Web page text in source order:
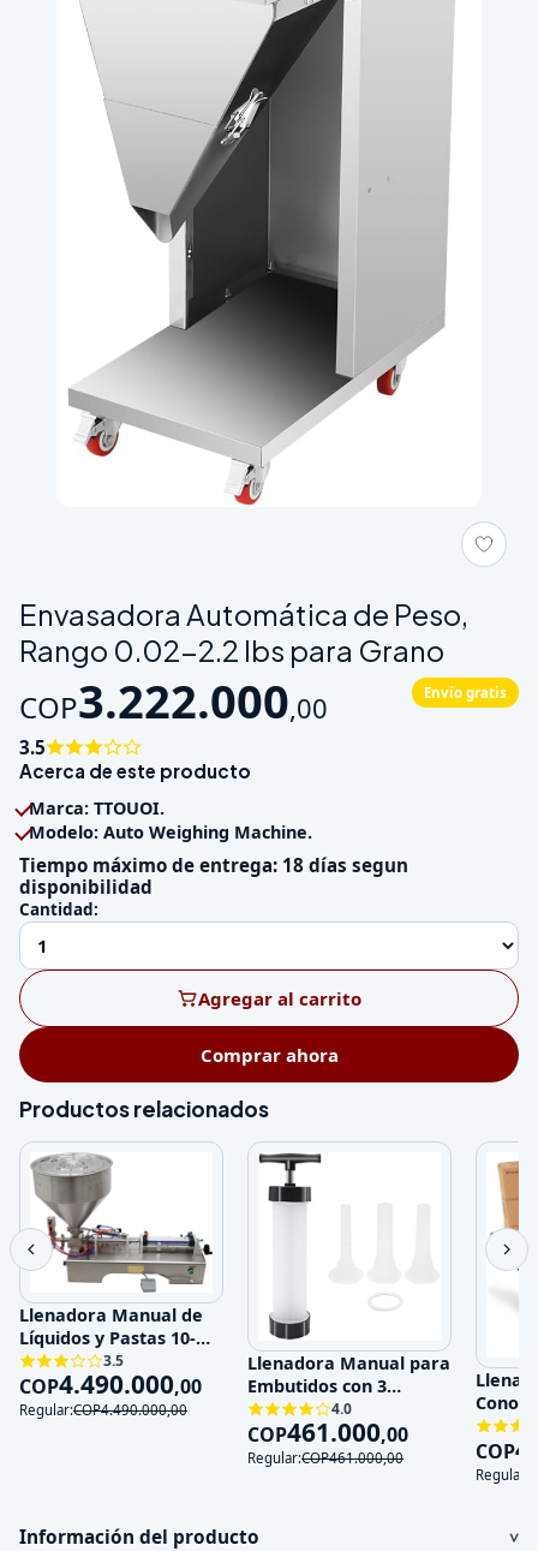
Galeria de Envasadora Automática de Peso, Rango 0.02-2.2
Envasadora Automática de Peso,
Rango 0.02-2.2 lbs para Grano
COP3.222.000,00 Envío gratis
3.5
Acerca de este producto
Marca: TTOUOI.
Modelo: Auto Weighing Machine.
Tiempo máximo de entrega: 18 días segun
disponibilidad
Cantidad:
Agregar al carrito
Comprar ahora
Productos relacionados
Llenadora Manual de
Líquidos y Pastas 10-
100ml Acero Inoxida
3.5
COP4.490.000,00
Regular:COP4.490.000,00
Llenadora Manual para
Embutidos con 3
Boquillas de Acero Ino
4.0
COP461.000,00
Regular:COP461.000,00
Conos
COP
Regular:
Información del producto